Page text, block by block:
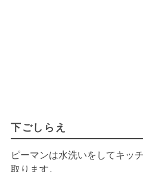
下ごしらえ
ピーマンは水洗いをしてキッ
取ります。